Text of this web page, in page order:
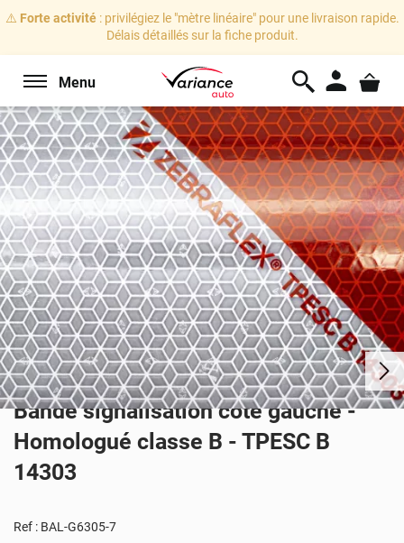
⚠️ Forte activité: privilégiez le "mètre linéaire" pour une livraison rapide.
Délais détaillés sur la fiche produit.
Menu
Bande signalisation côté gauche -
Homologué classe B - TPESC B
14303
Ref : BAL-G6305-7